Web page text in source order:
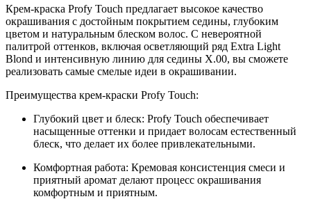
Крем-краска Profy Touch предлагает высокое качество
окрашивания с достойным покрытием седины, глубоким
цветом и натуральным блеском волос. С невероятной
палитрой оттенков, включая осветляющий ряд Extra Light
Blond и интенсивную линию для седины Х.00, вы сможете
реализовать самые смелые идеи в окрашивании.
Преимущества крем-краски Profy Touch:
Глубокий цвет и блеск: Profy Touch обеспечивает
насыщенные оттенки и придает волосам естественный
блеск, что делает их более привлекательными.
Комфортная работа: Кремовая консистенция смеси и
приятный аромат делают процесс окрашивания
комфортным и приятным.